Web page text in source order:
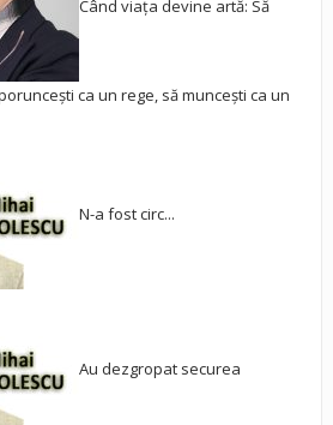
Când viața devine artă: Să
ca un rege, să muncești ca un
N-a fost circ...
Au dezgropat securea